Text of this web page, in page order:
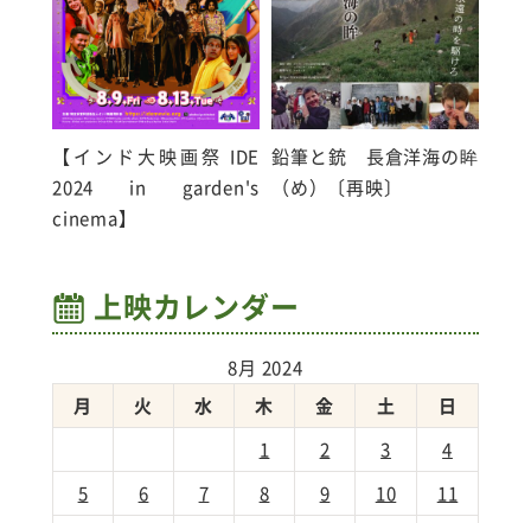
【インド大映画祭 IDE
2024 in garden's
cinema】
鉛筆と銃 長倉洋海の眸
（め）〔再映〕
上映カレンダー
8月 2024
月
火 水 木 金 土
日
1
2 3
4
5
6 7 8 9 10
11